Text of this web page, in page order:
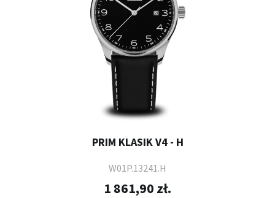
PRIM KLASIK V4 - H
W01P.13241.H
1 861,90 zł.